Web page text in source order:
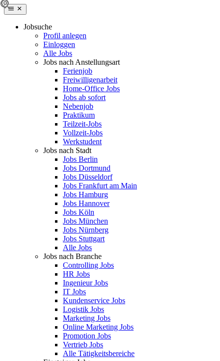
Jobsuche
Profil anlegen
Einloggen
Alle Jobs
Jobs nach Anstellungsart
Ferienjob
Freiwilligenarbeit
Home-Office Jobs
Jobs ab sofort
Nebenjob
Praktikum
Teilzeit-Jobs
Vollzeit-Jobs
Werkstudent
Jobs nach Stadt
Jobs Berlin
Jobs Dortmund
Jobs Düsseldorf
Jobs Frankfurt am Main
Jobs Hamburg
Jobs Hannover
Jobs Köln
Jobs München
Jobs Nürnberg
Jobs Stuttgart
Alle Jobs
Jobs nach Branche
Controlling Jobs
HR Jobs
Ingenieur Jobs
IT Jobs
Kundenservice Jobs
Logistik Jobs
Marketing Jobs
Online Marketing Jobs
Promotion Jobs
Vertrieb Jobs
Alle Tätigkeitsbereiche